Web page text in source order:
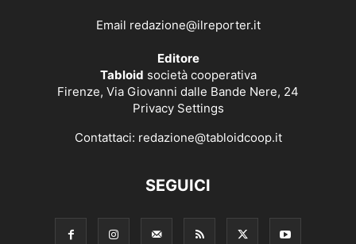
Email redazione@ilreporter.it
Editore
Tabloid società cooperativa
Firenze, Via Giovanni dalle Bande Nere, 24
Privacy Settings
Contattaci: redazione@tabloidcoop.it
SEGUICI